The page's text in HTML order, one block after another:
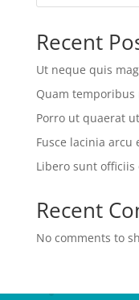
Recent
Ut neque quis
Quam
Porro ut quaerat
Fusce lacinia
Libero sunt
Recent
No comments to